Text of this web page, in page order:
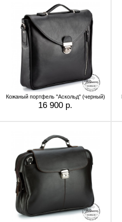
Кожаный портфель "Аскольд" (черный)
16 900 р.